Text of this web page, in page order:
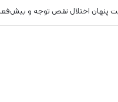
پنهان اختلال نقص توجه و